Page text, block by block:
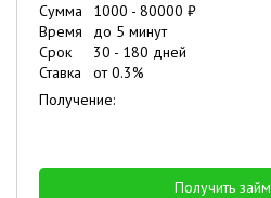
Сумма 1000 - 80000 ₽
Время
до 5 минут
Срок
30 - 180 дней
Ставка
от0.3%
Получение:
Получить займ